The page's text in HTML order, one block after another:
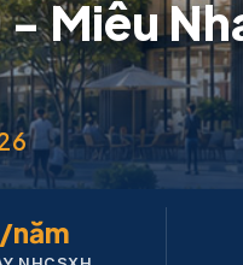
Miêu